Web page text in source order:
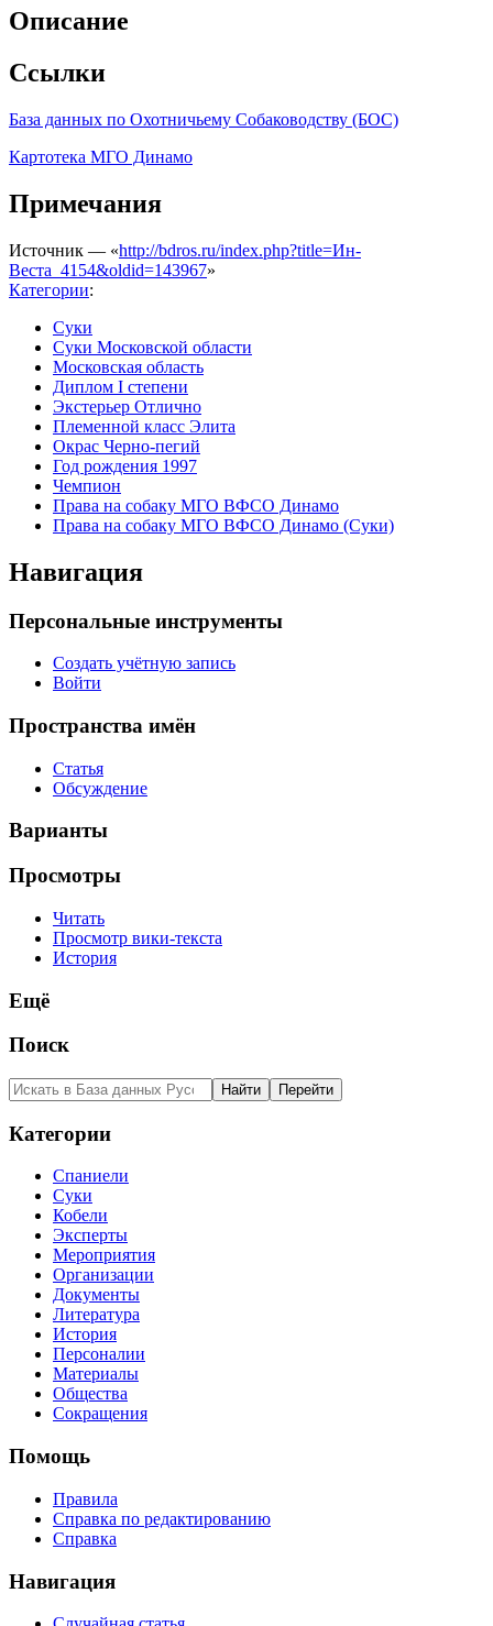
Описание
Ссылки
База данных по Охотничьему Собаководству (БОС)
Картотека МГО Динамо
Примечания
Источник — «http://bdros.ru/index.php?title=Ин-
Веста_4154&oldid=143967»
Категории:
Суки
Суки Московской области
Московская область
Диплом I степени
Экстерьер Отлично
Племенной класс Элита
Окрас Черно-пегий
Год рождения 1997
Чемпион
Права на собаку МГО ВФСО Динамо
Права на собаку МГО ВФСО Динамо (Суки)
Навигация
Персональные инструменты
Создать учётную запись
Войти
Пространства имён
Статья
Обсуждение
Варианты
Просмотры
Читать
Просмотр вики-текста
История
Ещё
Поиск
Категории
Спаниели
Суки
Кобели
Эксперты
Мероприятия
Организации
Документы
Литература
История
Персоналии
Материалы
Общества
Сокращения
Помощь
Правила
Справка по редактированию
Справка
Навигация